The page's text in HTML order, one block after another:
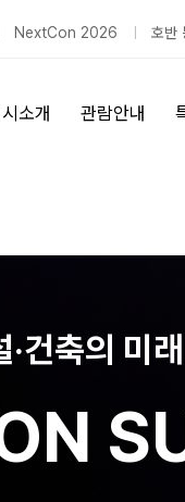
NextCon 2026 호반
소개 관람안내
건축의 미래